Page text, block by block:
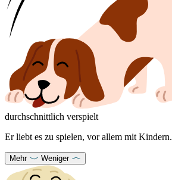
durchschnittlich verspielt
Er liebt es zu spielen, vor allem mit Kindern.
Mehr Weniger